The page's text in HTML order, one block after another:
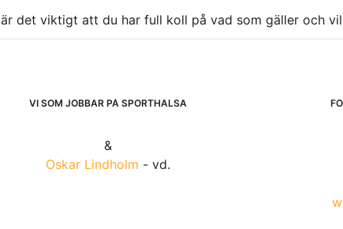
är det viktigt att du har full koll på vad som gäller och
VI SOM JOBBAR PÅ SPORTHÄLSA
&
Oskar Lindholm - vd.